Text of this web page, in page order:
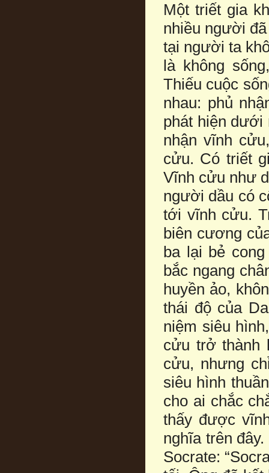
Một triết gia
nhiều người
tại người ta
là không
Thiếu cuộc
nhau: phủ
phát hiện dưới
nhận vĩnh
cửu. Có triết
Vĩnh cửu như
người dầu có
tới vĩnh cửu.
biên cương
ba lại bẻ
bắc ngang
huyền ảo,
thái độ của
niệm siêu
cửu trở thành
cửu, nhưng
siêu hình
cho ai chắc
thấy được
nghĩa trên
Socrate: